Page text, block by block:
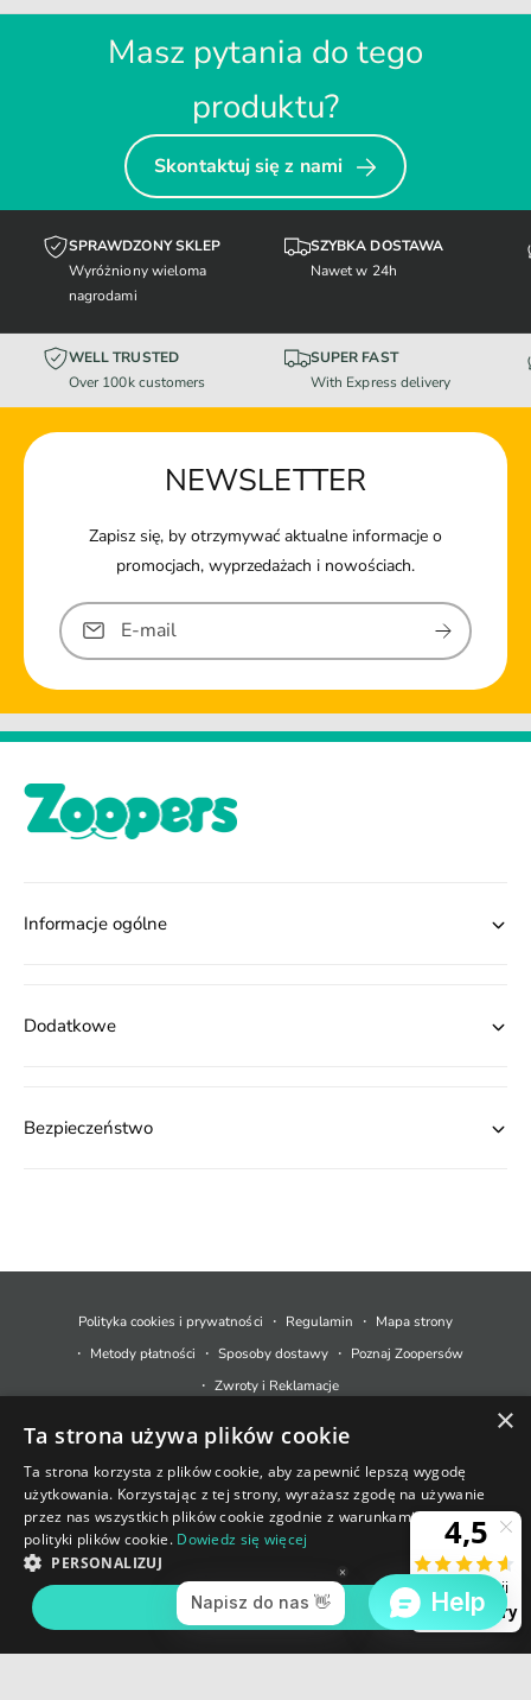
DODAJ DO KOSZYKA
Masz pytania do tego
produktu?
Skontaktuj się z nami
Ostatnie sztuki!
Nie przegap okazji!
SPRAWDZONY SKLEP
Wyróżniony wieloma
nagrodami
SZYBKA DOSTAWA
Nawet w 24h
WELL TRUSTED
Over 100k customers
SUPER FAST
With Express delivery
NEWSLETTER
Zapisz się, by otrzymywać aktualne informacje o
promocjach, wyprzedażach i nowościach.
E-mail
Informacje ogólne
Dodatkowe
Bezpieczeństwo
e
y
p
ł
a
t
n
o
c
© 2026,Zoopers.pl. Technologia Shopify
Polityka cookies i prywatności Regulamin
Mapa strony
Metody płatności
Sposoby dostawy
Poznaj Zoopersów
Zwroty i Reklamacje
+48 733 550 021
sklep@zoopers.pl
Godziny pracy infolinii
poniedziałek - piątek: 8 - 17
×
Ta strona używa plików cookie
Ta strona korzysta z plików cookie, aby zapewnić lepszą wygodę
użytkowania. Korzystając z tej strony, wyrażasz zgodę na używanie
przez nas wszystkich plików cookie zgodnie z warunkami naszej
polityki plików cookie. Dowiedz się więcej
PERSONALIZUJ
AKCEPTUJ WSZYSTKIE